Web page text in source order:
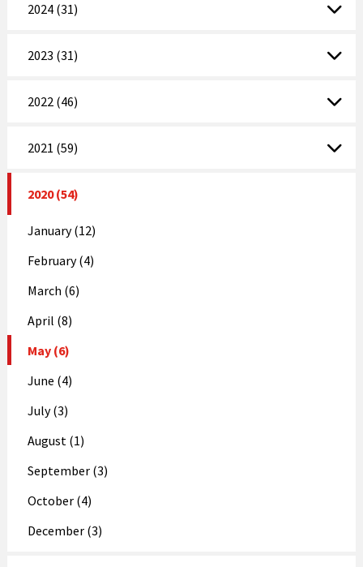
2024 (31)
2023 (31)
2022 (46)
2021 (59)
2020 (54)
January (12)
February (4)
March (6)
April (8)
May (6)
June (4)
July (3)
August (1)
September (3)
October (4)
December (3)